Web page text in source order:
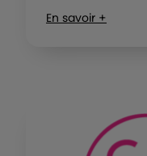
En savoir +